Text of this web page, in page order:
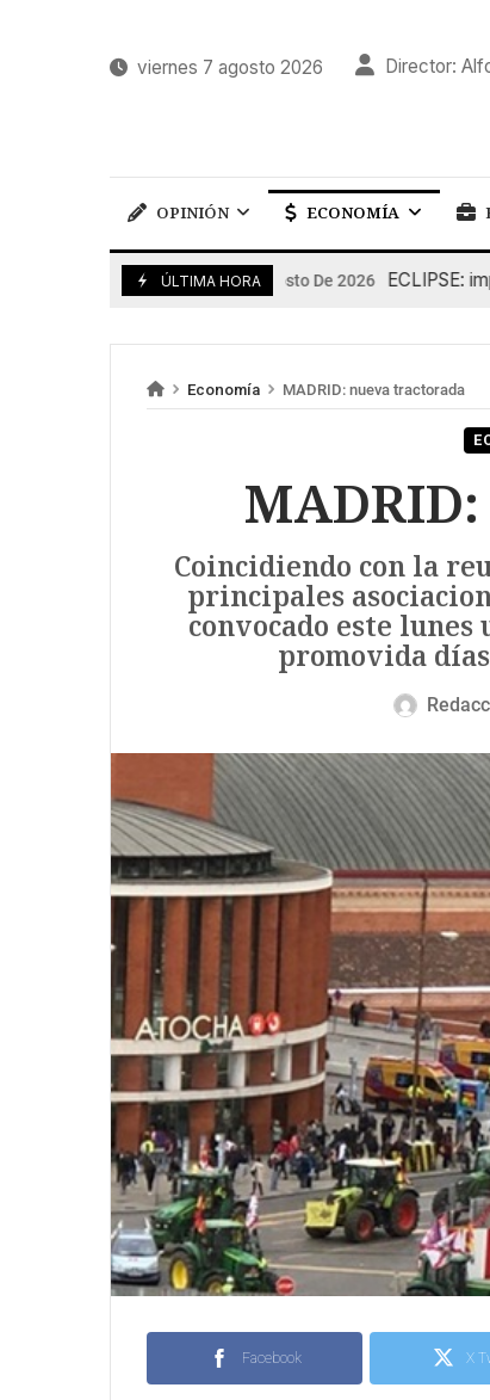
viernes 7 agosto 2026 Director:
OPINIÓN ECONOMÍA
ÚLTIMA HORA
6 De Agosto De 2026 ECLIPSE:
Economía MADRID: nueva tractorada
Coincidiendo con la
principales
convocado este
promovida
Facebook X